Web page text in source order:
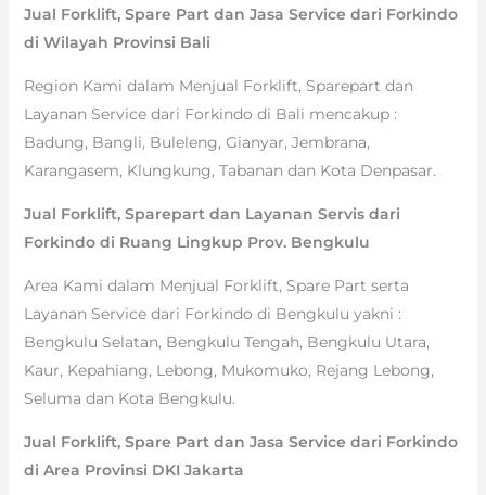
Jual Forklift, Spare Part dan Jasa Service dari Forkindo
di Wilayah Provinsi Bali
Region Kami dalam Menjual Forklift, Sparepart dan
Layanan Service dari Forkindo di Bali mencakup :
Badung, Bangli, Buleleng, Gianyar, Jembrana,
Karangasem, Klungkung, Tabanan dan Kota Denpasar.
Jual Forklift, Sparepart dan Layanan Servis dari
Forkindo di Ruang Lingkup Prov. Bengkulu
Area Kami dalam Menjual Forklift, Spare Part serta
Layanan Service dari Forkindo di Bengkulu yakni :
Bengkulu Selatan, Bengkulu Tengah, Bengkulu Utara,
Kaur, Kepahiang, Lebong, Mukomuko, Rejang Lebong,
Seluma dan Kota Bengkulu.
Jual Forklift, Spare Part dan Jasa Service dari Forkindo
di Area Provinsi DKI Jakarta